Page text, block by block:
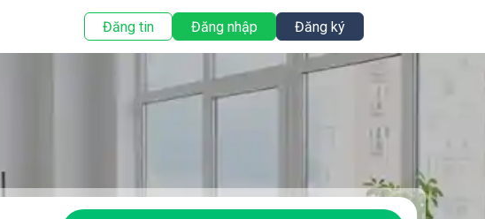
Đăng tin Đăng nhập Đăng ký